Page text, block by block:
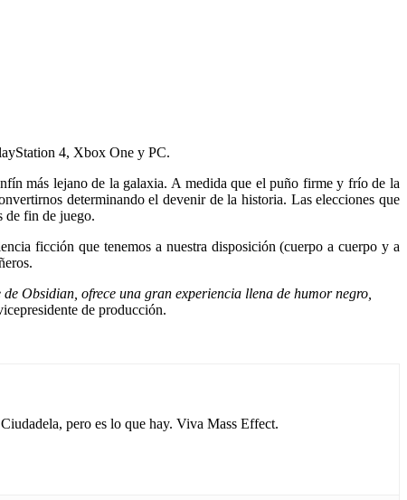
4, Xbox One y PC.
más lejano de la galaxia. A medida que el puño firme y frío de la
determinando el devenir de la historia. Las elecciones que
de fin de juego.
ficción que tenemos a nuestra disposición (cuerpo a cuerpo y a
Obsidian, ofrece una gran experiencia llena de humor negro,
de producción.
pero es lo que hay. Viva Mass Effect.